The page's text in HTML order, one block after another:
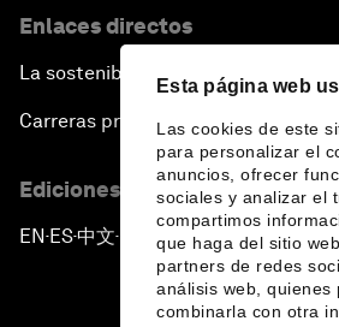
Esta página web
Las cookies de este
para personalizar el
anuncios, ofrecer
sociales y analizar el
compartimos
que haga del sitio
partners de redes
análisis web, quienes
combinarla con otra
Enlaces directos
La sostenibilidad en el Foro
Carreras profesionales
Ediciones en otros idiomas
EN ▪ES▪中文▪ 日本語